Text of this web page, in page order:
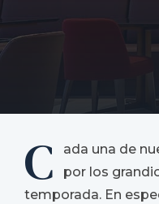
C
ada una de
por los
temporada. En